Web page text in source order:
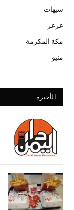
سيهات
عرعر
مكة المكرمة
منيو
الأخيرة